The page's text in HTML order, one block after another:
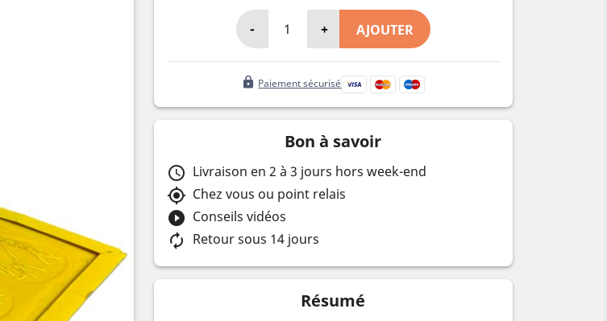
- + AJOUTER
lock Paiement sécurisé
Bon à savoir
schedule Livraison en 2 à 3 jours hors week-end
my_location Chez vous ou point relais
play_circle_filled Conseils vidéos
autorenew Retour sous 14 jours
Résumé